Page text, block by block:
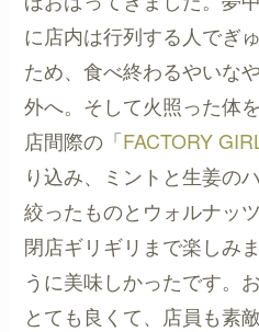
に店内は行列する人でぎ
ため、食べ終わるやいな
外へ。そして火照った体
店間際の「FACTORY
り込み、ミントと生姜の
絞ったものとウォルナッ
閉店ギリギリまで楽しみ
うに美味しかったです。
とても良くて、店員も素